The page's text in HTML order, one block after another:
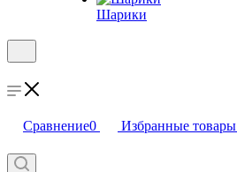
Шарики
Сравнение0 Избранные товары